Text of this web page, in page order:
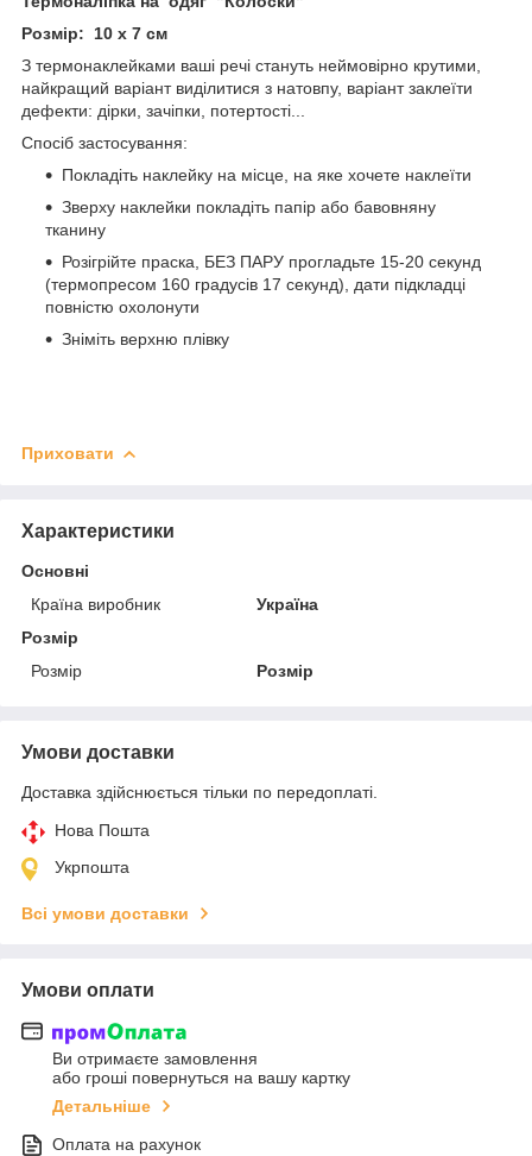
Розмір: 10 х 7 см
З термонаклейками ваші речі стануть неймовірно крутими,
найкращий варіант виділитися з натовпу, варіант заклеїти
дефекти: дірки, зачіпки, потертості...
Спосіб застосування:
Покладіть наклейку на місце, на яке хочете наклеїти
Зверху наклейки покладіть папір або бавовняну
тканину
Розігрійте праска, БЕЗ ПАРУ прогладьте 15-20 секунд
(термопресом 160 градусів 17 секунд), дати підкладці
повністю охолонути
Зніміть верхню плівку
Приховати
Характеристики
Основні
Країна виробник
Україна
Розмір
Розмір
Розмір
Умови доставки
Доставка здійснюється тільки по передоплаті.
Нова Пошта
Укрпошта
Всі умови доставки
Умови оплати
Ви отримаєте замовлення
або гроші повернуться на вашу картку
Детальніше
Оплата на рахунок